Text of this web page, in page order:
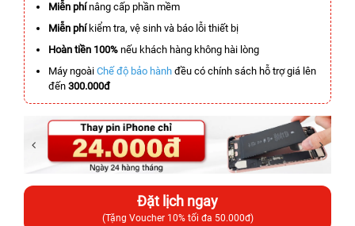
Miễn phínâng cấp phần mềm
Miễn phíkiểm tra, vệ sinh và báo lỗi thiết bị
Hoàn tiền 100% nếu khách hàng không hài lòng
Máy ngoài Chế độ bảo hành đều có chính sách hỗ trợ giá lên
đến 300.000đ
Đặt lịch ngay
(Tặng Voucher 10% tối đa 50.000đ)